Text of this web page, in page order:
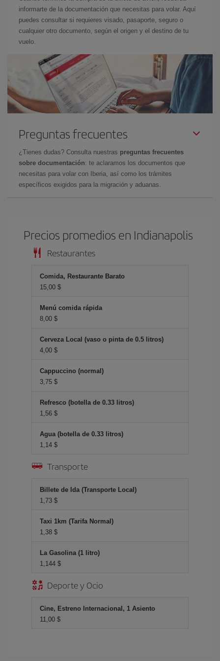
informarte de la documentación que necesitas para volar. Aquí
puedes consultar si requieres visado, pasaporte, seguro o
cualquier otro documento, según el origen y el destino de tu
vuelo.
Preguntas frecuentes
¿Tienes dudas? Consulta nuestras preguntas frecuentes
sobre documentación: te aclaramos los documentos que
necesitas para volar con Iberia, así como los trámites
específicos exigidos para la migración y aduanas.
Precios promedios en Indianapolis
Restaurantes
Comida, Restaurante Barato
15,00 $
Menú comida rápida
8,00 $
Cerveza Local (vaso o pinta de 0.5 litros)
4,00 $
Cappuccino (normal)
3,75 $
Refresco (botella de 0.33 litros)
1,56 $
Agua (botella de 0.33 litros)
1,14 $
Transporte
Billete de Ida (Transporte Local)
1,73 $
Taxi 1km (Tarifa Normal)
1,38 $
La Gasolina (1 litro)
1,144 $
Deporte y Ocio
Cine, Estreno Internacional, 1 Asiento
11,00 $